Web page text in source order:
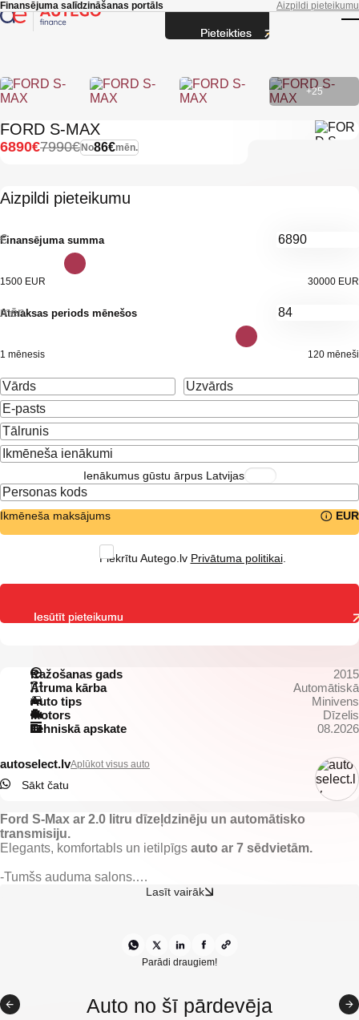
Skip to main content
Finansējuma salīdzināšanas portāls Aizpildi pieteikumu
+25
FORD S-MAX
No86€mēn.
7990€
6890€
Aizpildi pieteikumu
Finansējuma summa
€
1500 EUR 30000 EUR
Atmaksas periods mēnešos
mēn.
1 mēnesis 120 mēneši
Ienākumus gūstu ārpus Latvijas
Ikmēneša maksājums EUR
Piekrītu Autego.lv Privātuma politikai.
Ražošanas gads
2015
Ātruma kārba
Automātiskā
Auto tips
Minivens
Motors
Dīzelis
Tehniskā apskate
08.2026
autoselect.lvAplūkot visus auto
Sākt čatu
Ford S-Max ar 2.0 litru dīzeļdzinēju un automātisko
transmisiju.
Elegants, komfortabls un ietilpīgs auto ar 7 sēdvietām.
-Tumšs auduma salons.
-Apsildāmas priekšējās sēdvietas.
-Kruīza kontrole.
-Lietus sensors.
Lasīt vairāk
Parādi draugiem!
Auto no šī pārdevēja